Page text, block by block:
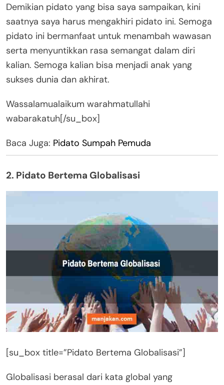
Demikian pidato yang bisa saya sampaikan, kini
saatnya saya harus mengakhiri pidato ini. Semoga
pidato ini bermanfaat untuk menambah wawasan
serta menyuntikkan rasa semangat dalam diri
kalian. Semoga kalian bisa menjadi anak yang
sukses dunia dan akhirat.
Wassalamualaikum warahmatullahi
wabarakatuh[/su_box]
Baca Juga: Pidato Sumpah Pemuda
2. Pidato Bertema Globalisasi
[su_box title=”Pidato Bertema Globalisasi”]
Globalisasi berasal dari kata global yang